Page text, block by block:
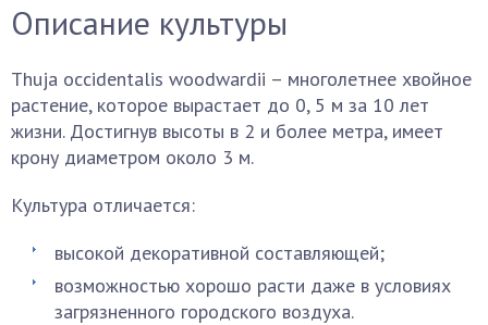
Описание культуры
Thuja occidentalis woodwardii – многолетнее хвойное
растение, которое вырастает до 0, 5 м за 10 лет
жизни. Достигнув высоты в 2 и более метра, имеет
крону диаметром около 3 м.
Культура отличается:
высокой декоративной составляющей;
возможностью хорошо расти даже в условиях
загрязненного городского воздуха.